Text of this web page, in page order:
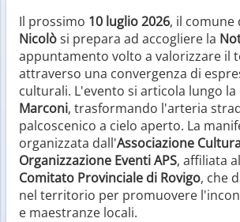
Il prossimo 10 luglio 2026, il comune
Nicolòsi prepara ad accogliere la
appuntamento volto a valorizzare il
attraverso una convergenza di
culturali. L'evento si articola lungo
Marconi, trasformando l'arteria
palcoscenico a cielo aperto. La
organizzata dall'Associazione
Organizzazione Eventi APS, affiliata
Comitato Provinciale di Rovigo, che
nel territorio per promuovere
e maestranze locali.